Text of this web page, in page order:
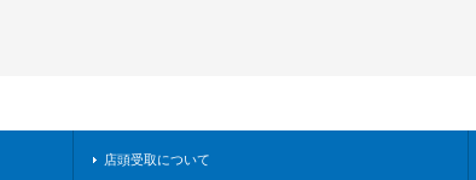
店頭受取について